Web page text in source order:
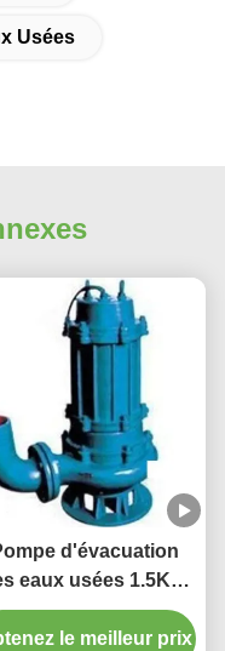
Usées
d'évacuation
eaux usées 1.5KW
IP68 avec
roue à aubes
le meilleur prix